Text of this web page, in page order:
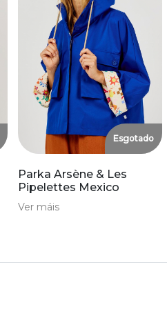
Esgotado
Parka Arsène & Les
Pipelettes Mexico
Ver máis